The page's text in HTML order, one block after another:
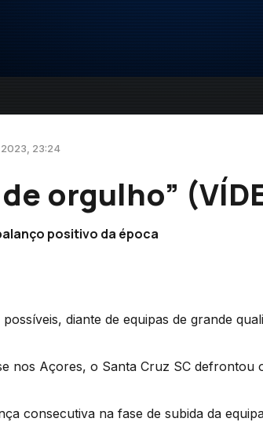
23:24
orgulho”
positivo da época
diante de equipas de grande
nos Açores, o Santa Cruz SC defrontou
consecutiva na fase de subida da